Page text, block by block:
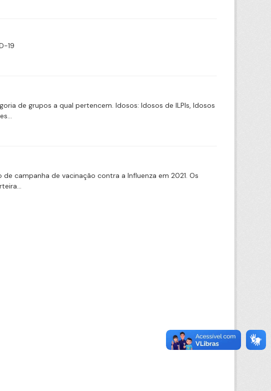
19
de grupos a qual pertencem. Idosos: Idosos de ILPIs, Idosos
campanha de vacinação contra a Influenza em 2021. Os